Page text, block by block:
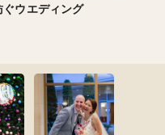
ウエディング